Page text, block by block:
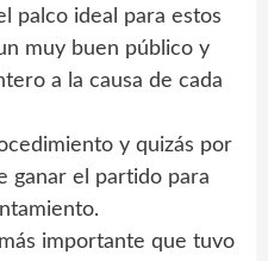
palco ideal para estos
muy buen público y
a la causa de cada
y quizás por
ganar el partido para
importante que tuvo